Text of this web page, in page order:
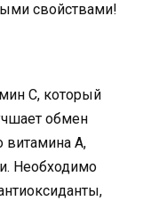
свойствами!
С, который
обмен
витамина А,
Необходимо